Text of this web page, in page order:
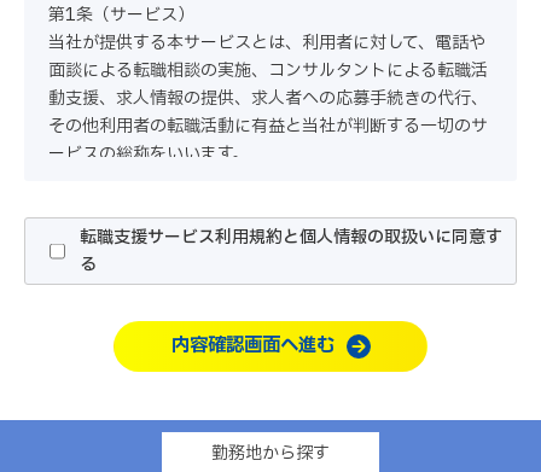
第1条（サービス）
当社が提供する本サービスとは、利用者に対して、電話や
面談による転職相談の実施、コンサルタントによる転職活
動支援、求人情報の提供、求人者への応募手続きの代行、
その他利用者の転職活動に有益と当社が判断する一切のサ
ービスの総称をいいます。
1.利用者は、本サービス利用のお申込みにあたって、当社
が指定する所定の方法で行うものとします。
2.利用者は、本サービスの利用にあたって、本規約および
職業紹介事業の運営について」の内容をすべて承諾
するものとします。
3.当社は、本サービスの申込者に本サービスの提供が不適
ことができるものとします。
転職支援サービス利用規約と個人情報の取扱いに同意す
る
内容確認画面へ進む
勤務地から探す